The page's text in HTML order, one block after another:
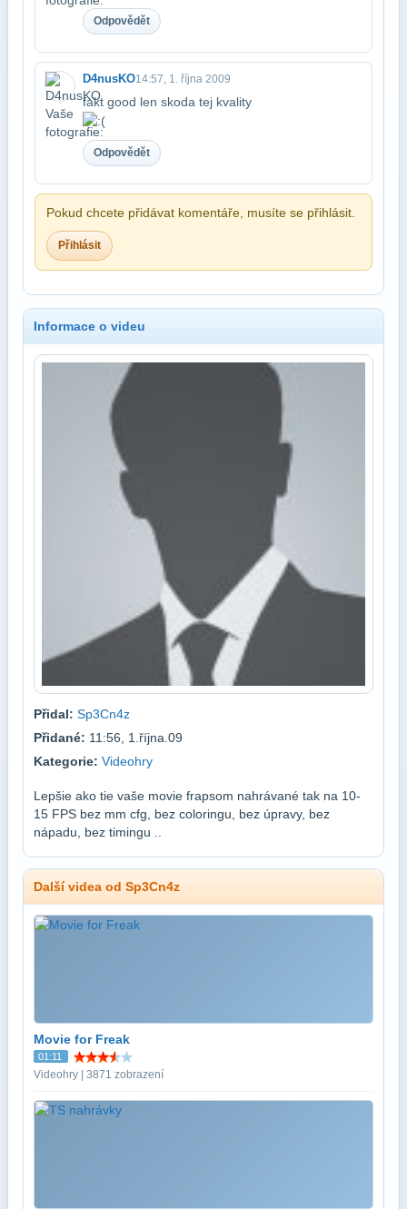
Odpovědět
D4nusKO14:57, 1. října 2009
fakt good len skoda tej kvality
Odpovědět
Pokud chcete přidávat komentáře, musíte se přihlásit.
Přihlásit
Informace o videu
Přidal: Sp3Cn4z
Přidané: 11:56, 1.října.09
Kategorie: Videohry
Lepšie ako tie vaše movie frapsom nahrávané tak na 10-
15 FPS bez mm cfg, bez coloringu, bez úpravy, bez
nápadu, bez timingu ..
Další videa od Sp3Cn4z
Movie for Freak
01:11
Videohry | 3871 zobrazení